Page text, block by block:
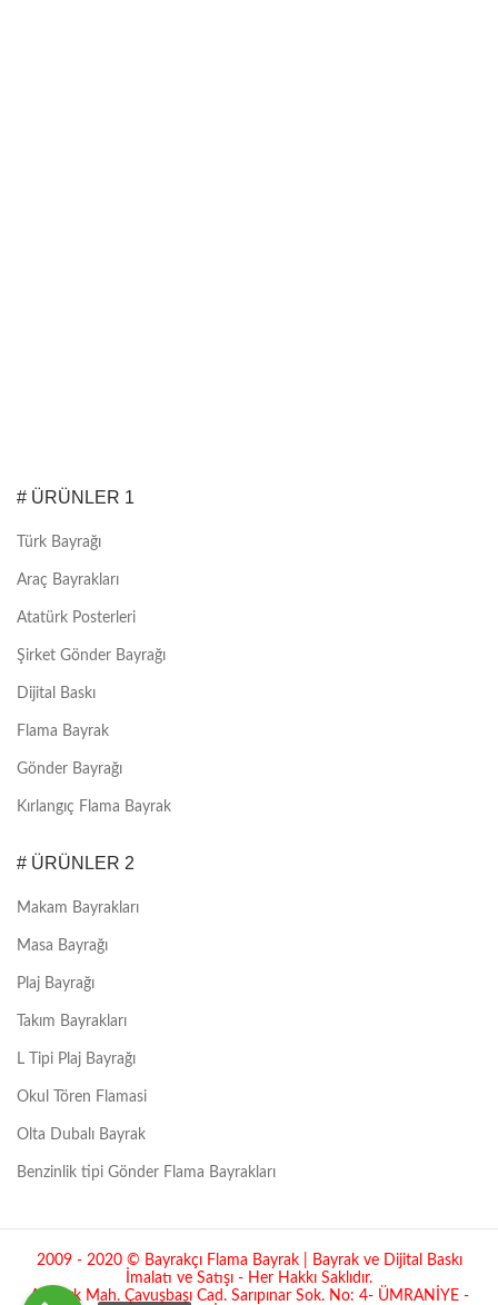
# ÜRÜNLER 1
Türk Bayrağı
Araç Bayrakları
Atatürk Posterleri
Şirket Gönder Bayrağı
Dijital Baskı
Flama Bayrak
Gönder Bayrağı
Kırlangıç Flama Bayrak
# ÜRÜNLER 2
Makam Bayrakları
Masa Bayrağı
Plaj Bayrağı
Takım Bayrakları
L Tipi Plaj Bayrağı
Okul Tören Flamasi
Olta Dubalı Bayrak
Benzinlik tipi Gönder Flama Bayrakları
2009 - 2020 © Bayrakçı Flama Bayrak | Bayrak ve Dijital Baskı
İmalatı ve Satışı - Her Hakkı Saklıdır.
Atatürk Mah. Çavuşbaşı Cad. Sarıpınar Sok. No: 4- ÜMRANİYE -